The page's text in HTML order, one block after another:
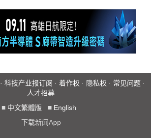
· 科技产业报订阅 · 着作权 · 隐私权 · 常见问题 ·
人才招募
■ 中文繁體版 ■ English
下载新闻App